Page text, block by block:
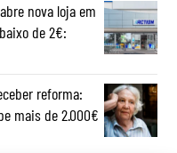
nova loja em
de 2€:
reforma:
mais de 2.000€